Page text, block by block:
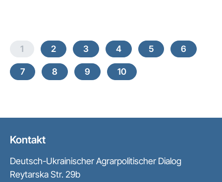
1 2 3 4 5 6
7 8 9 10
Kontakt
Deutsch-Ukrainischer Agrarpolitischer Dialog
Reytarska Str. 29b